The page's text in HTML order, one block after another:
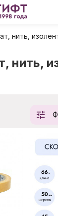
нить,
нить,